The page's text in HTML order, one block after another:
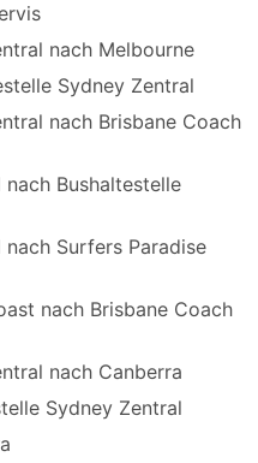
nach Melbourne
Sydney Zentral
nach Brisbane Coach
Bushaltestelle
Surfers Paradise
nach Brisbane Coach
nach Canberra
Sydney Zentral